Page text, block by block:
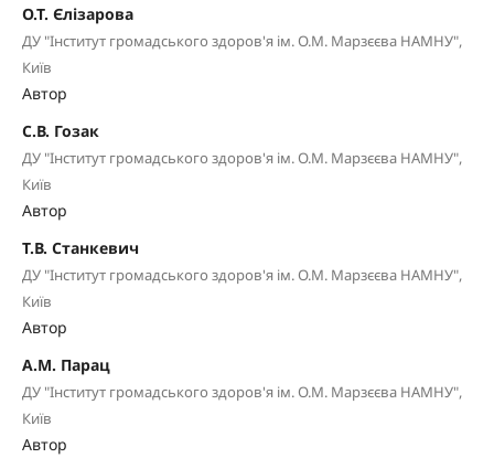
О.Т. Єлізарова
ДУ "Інститут громадського здоров'я ім. О.М. Марзєєва НАМНУ",
Київ
Автор
С.В. Гозак
ДУ "Інститут громадського здоров'я ім. О.М. Марзєєва НАМНУ",
Київ
Автор
Т.В. Станкевич
ДУ "Інститут громадського здоров'я ім. О.М. Марзєєва НАМНУ",
Київ
Автор
А.М. Парац
ДУ "Інститут громадського здоров'я ім. О.М. Марзєєва НАМНУ",
Київ
Автор